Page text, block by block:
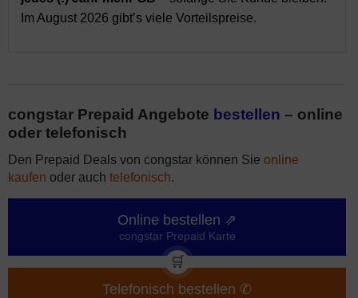
Im August 2026 gibt’s viele Vorteilspreise.
congstar Prepaid Angebote bestellen – online
oder telefonisch
Den Prepaid Deals von congstar können Sie online
kaufen oder auch telefonisch.
Online bestellen ⇗
congstar Prepaid Karte
🛒
Telefonisch bestellen ✆